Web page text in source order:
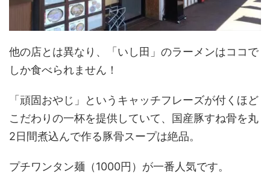
他の店とは異なり、「いし田」のラーメンはココで
しか食べられません！
「頑固おやじ」というキャッチフレーズが付くほど
こだわりの一杯を提供していて、国産豚すね骨を丸
2日間煮込んで作る豚骨スープは絶品。
プチワンタン麺（1000円）が一番人気です。